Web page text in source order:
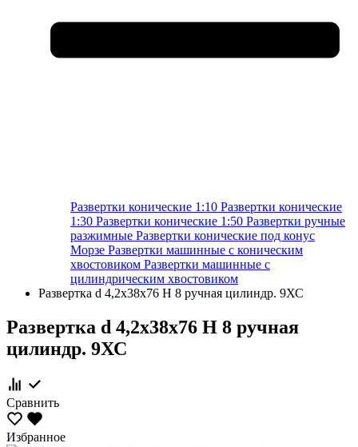
Развертки конические 1:10 Развертки конические
1:30 Развертки конические 1:50 Развертки ручные
разжимные Развертки конические под конус
Морзе Развертки машинные с коническим
хвостовиком Развертки машинные с
цилиндрическим хвостовиком
Развертка d 4,2х38x76 Н 8 ручная цилиндр. 9ХС
Развертка d 4,2х38x76 Н 8 ручная
цилиндр. 9ХС
Сравнить
Избранное